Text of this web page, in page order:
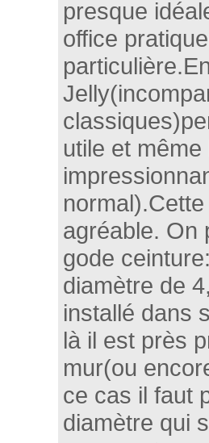
presque
office
utile et
agréable. On
gode
diamètre de
installé dans
là il est près
mur(ou
ce cas il faut
diamètre qui